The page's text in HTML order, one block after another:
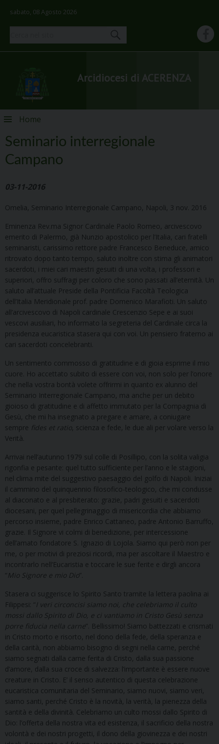
sabato, 08 Agosto 2026
Arcidiocesi di ACERENZA
Skip
content
Home
Seminario interregionale
Campano
03-11-2016
Omelia, Seminario Interregionale Campano, Napoli, 3 nov. 2016
Eminenza Rev.ma Signor Cardinale Paolo Romeo, arcivescovo
emerito di Palermo, già Nunzio apostolico per l’Italia, cari fratelli
seminaristi, carissimo rettore padre Francesco Beneduce, amico
ritrovato dopo tanto tempo, saluto inoltre con stima gli animatori
sacerdoti, i miei cari maestri gesuiti di una volta, i professori e
superiori, offro suffragi per coloro che sono passati all’eternità. Un
saluto all’attuale Preside della Pontificia Facoltà Teologica
dell’Italia Meridionale prof. padre Domenico Marafioti. Un saluto
all’arcivescovo di Napoli cardinale Crescenzio Sepe e ai suoi
vescovi ausiliari, ho informato la segreteria del Cardinale circa la
presidenza eucaristica stasera qui con voi. Un pensiero fraterno ai
cari sacerdoti concelebranti.
Un sentimento commosso di gratitudine e di gioia esprime il mio
cuore. Ho accettato subito di essere con voi, non solo per l’onore
che nella vostra bontà volete offrirmi in quanto ex alunno del
Seminario Interregionale Campano, ma anche per un debito
gioioso di gratitudine e di affetto immutato per la Compagnia di
Gesù, che mi ha insegnato a pregare e amare, a coniugare
sempre fides et ratio, scienza e fede, le due ali per volare verso la
Verità.
Arrivai nell’autunno 1979 sul colle di Posillipo, con la solita valigia
rigonfia e pesante: quel tutto sufficiente per l’anno e le stagioni,
nel clima mite del suggestivo paesaggio del golfo di Napoli. Iniziai
il cammino del quinquennio filosofico-teologico, che mi condusse
al diaconato e al presbiterato: grazie, padri gesuiti e sacerdoti
diocesani, per quel pellegrinaggio di misericordia che abbiamo
percorso insieme, padre Enrico Cattaneo, padre Antonio Barruffo,
grazie. Il Signore vi colmi di benedizione, per intercessione
dell’amato fondatore S. Ignazio di Lojola. Siamo qui però non per
me, o per motivi di preziosi ricordi, ma per ascoltare il Maestro e
incontrarlo nell’Eucaristia e toccare le sue ferite e dirgli ancora
“Mio Signore e mio Dio”.
Stasera ci suggerisce lo Spirito Santo tramite la lettera paolina ai
Filippesi: “I veri circoncisi siamo noi, che celebriamo il culto
mossi dallo Spirito di Dio, e ci vantiamo in Cristo Gesù senza
porre fiducia nella carne”. Bellissimo! Siamo battezzati e crismati
in Cristo morto e risorto, nel dono della fede, della speranza e
della carità, non abbiamo bisogno di segni nella carne, perché
siamo segnati dalla carne ferita di Cristo, dalla sua passione
d’amore, dalla sua croce di salvezza: l’importante è essere nuove
creature in Cristo. E’ il senso autentico di questa celebrazione
eucaristica comunitaria del Seminario, siamo nuovi, siamo veri,
siamo santi, perché Cristo è la novità, la verità, la pienezza della
santità e della divinità. Celebriamo un culto mossi dallo Spirito di
Dio: l’offerta della nostra vita ed esistenza, il sacrificio della nostra
volontà e dei nostri progetti, il dono della giovinezza e dei nostri